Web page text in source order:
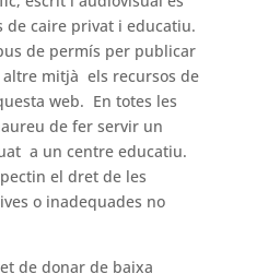
de caire privat i educatiu.
de permís per publicar
mitjà els recursos de
web. En totes les
de fer servir un
a un centre educatiu.
el dret de les
o inadequades no
de donar de baixa